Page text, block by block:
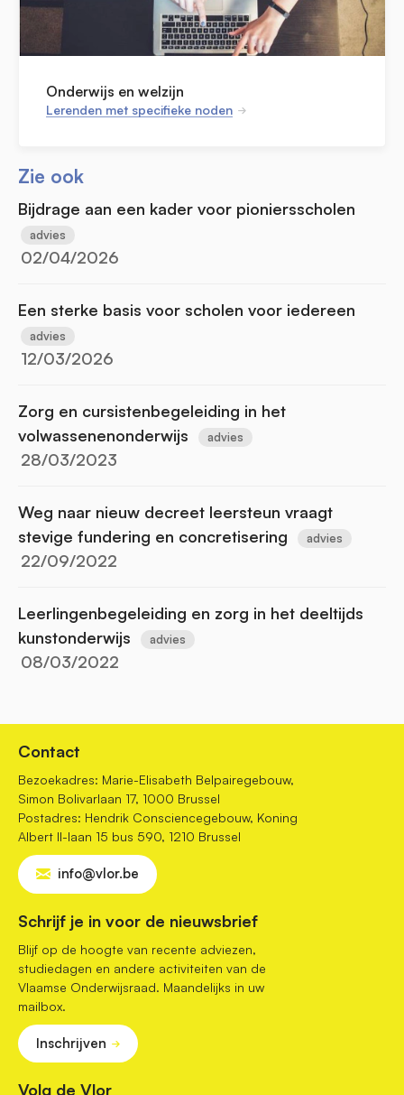
Onderwijs en welzijn
Lerenden met specifieke noden
Zie ook
Bijdrage aan een kader voor pioniersscholen
advies
02/04/2026
Een sterke basis voor scholen voor iedereen
advies
12/03/2026
Zorg en cursistenbegeleiding in het
volwassenenonderwijs
advies
28/03/2023
Weg naar nieuw decreet leersteun vraagt
stevige fundering en concretisering
advies
22/09/2022
Leerlingenbegeleiding en zorg in het deeltijds
kunstonderwijs
advies
08/03/2022
Contact
Bezoekadres: Marie-Elisabeth Belpairegebouw,
Simon Bolivarlaan 17, 1000 Brussel
Postadres: Hendrik Consciencegebouw, Koning
Albert II-laan 15 bus 590, 1210 Brussel
info@vlor.be
Schrijf je in voor de nieuwsbrief
Blijf op de hoogte van recente adviezen,
studiedagen en andere activiteiten van de
Vlaamse Onderwijsraad. Maandelijks in uw
mailbox.
Inschrijven
Volg de Vlor